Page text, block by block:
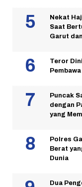
Nekat
Saat
Garut
Teror
Puncak
dengan
yang
Polres
Berat
Dunia
Dua